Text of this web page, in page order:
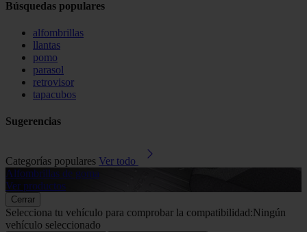
Búsquedas populares
alfombrillas
llantas
pomo
parasol
retrovisor
tapacubos
Sugerencias
Categorías populares Ver todo
Alfombrillas de goma
Ver productos
Cerrar
Selecciona tu vehículo para comprobar la compatibilidad:Ningún
vehículo seleccionado